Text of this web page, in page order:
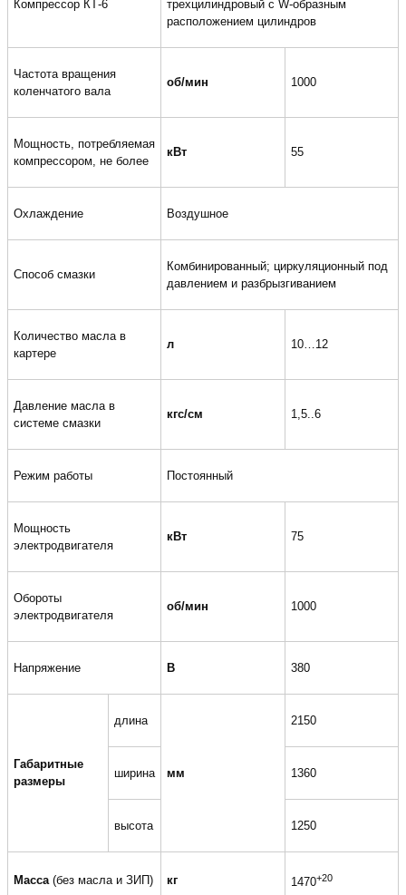
Компрессор КТ-6
трехцилиндровый с W-образным
расположением цилиндров
Частота вращения
коленчатого вала
об/мин 1000
Мощность, потребляемая
компрессором, не более
кВт 55
Охлаждение Воздушное
Способ смазки
Комбинированный; циркуляционный под
давлением и разбрызгиванием
Количество масла в
картере
л 10…12
Давление масла в
системе смазки
кгс/см 1,5..6
Режим работы Постоянный
Мощность
электродвигателя
кВт 75
Обороты
электродвигателя
об/мин 1000
Напряжение В 380
Габаритные
размеры
длина
мм
2150
ширина 1360
высота 1250
Масса(без масла и ЗИП) кг 1470+20